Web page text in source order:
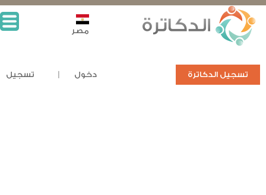
تسجيل الدكاترة دخول تسجيل
مصر